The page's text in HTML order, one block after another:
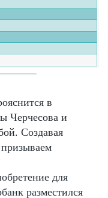
в
Черчесова и
Создавая
для
разместился